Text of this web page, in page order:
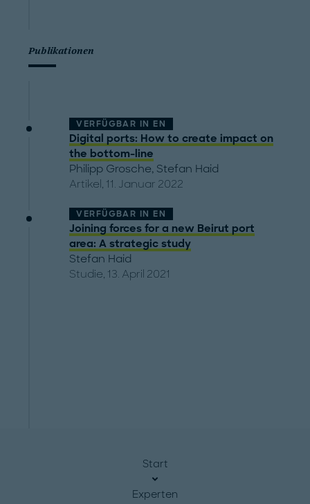
Publikationen
VERFÜGBAR IN EN
Digital ports: How to create impact on
the bottom-line
Philipp Grosche, Stefan Haid
Artikel, 11. Januar 2022
VERFÜGBAR IN EN
Joining forces for a new Beirut port
area: A strategic study
Stefan Haid
Studie, 13. April 2021
Start
Experten